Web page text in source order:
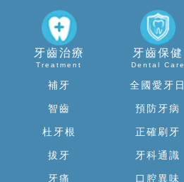
牙齒治療
Treatment
補牙
智齒
杜牙根
拔牙
牙痛
牙齒保健
Dental Care
全國愛牙日
預防牙病
正確刷牙
牙科通識
口腔異味